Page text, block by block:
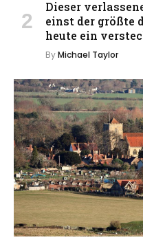
Dieser
einst der größte
heute ein
ByMichael Taylor